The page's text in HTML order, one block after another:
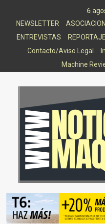
6
NEWSLETTER
ENTREVISTAS
Contacto/Aviso Legal
Machine